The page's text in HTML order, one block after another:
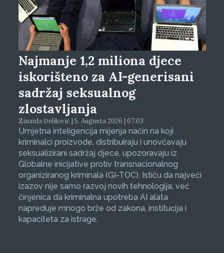
Najmanje 1,2 miliona djece
iskorišteno za AI-generisani
sadržaj seksualnog
zlostavljanja
Zinaida Đelilović | 5. Augusta 2026 | 07:03
Umjetna inteligencija mijenja način na koji
kriminalci proizvode, distribuiraju i unovčavaju
seksualizirani sadržaj djece, upozoravaju iz
Globalne inicijative protiv transnacionalnog
organiziranog kriminala (GI-TOC). Ističu da najveći
izazov nije samo razvoj novih tehnologija, već
činjenica da kriminalna upotreba AI alata
napreduje mnogo brže od zakona, institucija i
kapaciteta za istrage.